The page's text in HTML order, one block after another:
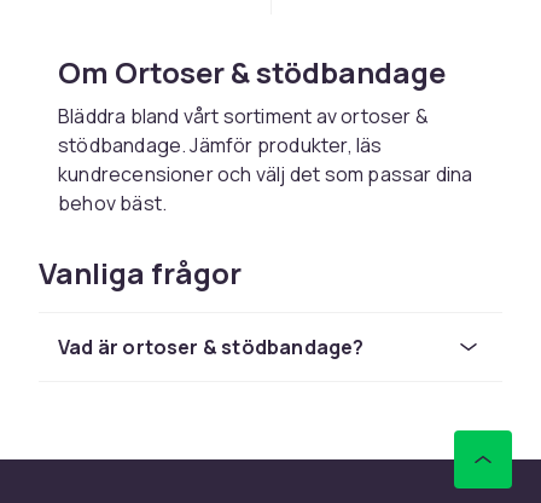
Om Ortoser & stödbandage
Bläddra bland vårt sortiment av ortoser &
stödbandage. Jämför produkter, läs
kundrecensioner och välj det som passar dina
behov bäst.
Vad ska man tänka på?
Välj produkter baserat på dina specifika behov
medicinska frågor – rådfråga alltid sjukvården.
Välj CE-märkta och kvalitetssäkrade produkter.
Vanliga frågor
Vad är ortoser & stödbandage?